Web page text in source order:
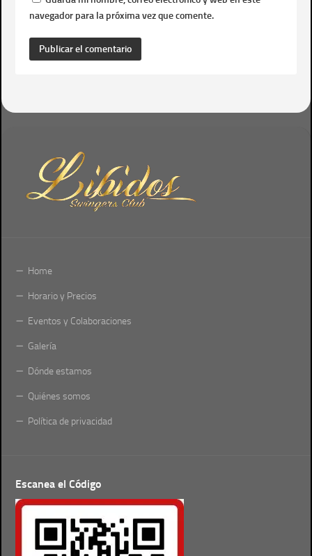
navegador para la próxima vez que comente.
Home
Horario y Precios
Eventos y Colaboraciones
Galería
Dónde estamos
Quiénes somos
Política de privacidad
Escanea el Código